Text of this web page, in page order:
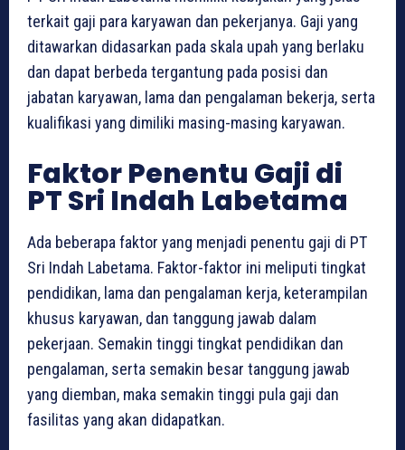
terkait gaji para karyawan dan pekerjanya. Gaji yang
ditawarkan didasarkan pada skala upah yang berlaku
dan dapat berbeda tergantung pada posisi dan
jabatan karyawan, lama dan pengalaman bekerja, serta
kualifikasi yang dimiliki masing-masing karyawan.
Faktor Penentu Gaji di
PT Sri Indah Labetama
Ada beberapa faktor yang menjadi penentu gaji di PT
Sri Indah Labetama. Faktor-faktor ini meliputi tingkat
pendidikan, lama dan pengalaman kerja, keterampilan
khusus karyawan, dan tanggung jawab dalam
pekerjaan. Semakin tinggi tingkat pendidikan dan
pengalaman, serta semakin besar tanggung jawab
yang diemban, maka semakin tinggi pula gaji dan
fasilitas yang akan didapatkan.